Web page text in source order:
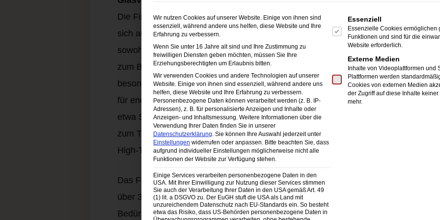
Die FirmaHero Glasaus dem niedersächsischen Dersum ist zum Beispiel ein
sich auf die Veredelung von Glas spezialisiert hat. Hero Glas produziert
sowohl innen als auch außen zur Anwendung kommen und neben Einsatzorten
zum Beispiel sogar im Schiffbau Verwendung finden. Dabei sind es die Details, die
besonders machen. Eine schmutzabweisende Glastür zum Beispiel spart
für enormen Wohnkomfort. Auch beim Thema Sicherheit spielt Glas eine große
etwa Sicherheits- und Brandschutzverglasung an, die auch bei extremen
zum Thema Energieeffizienz und Klimaschutz können die Produkte von Hero
High-Tech-Isolierglas wird Zugluft reduziert und Wärme effizient genutzt.
Das Familienunternehmen, das in einer kleinen Garage seinen Anfang nahm, ist
über 300 Mitarbeitern ein Aushängeschild des deutschen Mittelstands. Innovative
Bedürfnisse angepasste Produkte sichern den Erfolg von Hero Glas. Sowohl
Wir nutzen Cookies auf unserer Website. Einige von ihnen sind
essenziell, während andere uns helfen, diese Website und Ihre
Erfahrung zu verbessern.
Wenn Sie unter 16 Jahre alt sind und Ihre Zustimmung zu
freiwilligen Diensten geben möchten, müssen Sie Ihre
Erziehungsberechtigten um Erlaubnis bitten.
Wir verwenden Cookies und andere Technologien auf unserer
Website. Einige von ihnen sind essenziell, während andere uns
helfen, diese Website und Ihre Erfahrung zu verbessern.
Personenbezogene Daten können verarbeitet werden (z. B. IP-
Adressen), z. B. für personalisierte Anzeigen und Inhalte oder
Anzeigen- und Inhaltsmessung. Weitere Informationen über die
Verwendung Ihrer Daten finden Sie in unserer
Datenschutzerklärung. Sie können Ihre Auswahl jederzeit unter
Einstellungen widerrufen oder anpassen. Bitte beachten Sie, dass
aufgrund individueller Einstellungen möglicherweise nicht alle
Funktionen der Website zur Verfügung stehen.
Einige Services verarbeiten personenbezogene Daten in den
USA. Mit Ihrer Einwilligung zur Nutzung dieser Services stimmen
Sie auch der Verarbeitung Ihrer Daten in den USA gemäß Art. 49
(1) lit. a DSGVO zu. Der EuGH stuft die USA als Land mit
unzureichendem Datenschutz nach EU-Standards ein. So besteht
etwa das Risiko, dass US-Behörden personenbezogene Daten in
Es folgt eine Liste der
Essenziell
Essenzielle Cookies ermöglichen
Funktionen und sind für die
Website erforderlich.
Externe Medien
Inhalte von Videoplattformen und
Plattformen werden
Cookies von externen Medien
der Zugriff auf diese Inhalte
mehr.